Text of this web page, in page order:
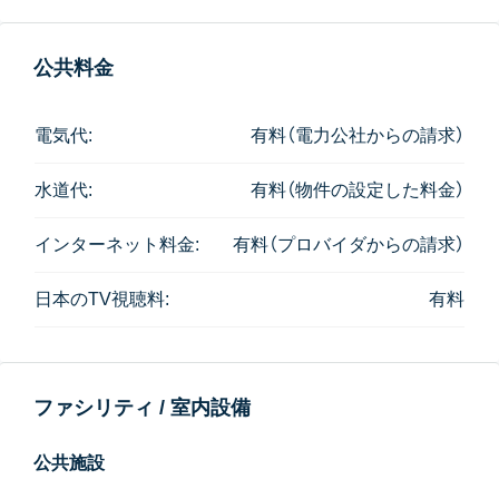
公共料金
電気代: 有料（電力公社からの請求）
水道代: 有料（物件の設定した料金）
インターネット料金: 有料（プロバイダからの請求）
日本のTV視聴料: 有料
ファシリティ / 室内設備
公共施設